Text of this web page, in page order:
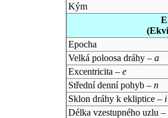
Kým
Epocha
Velká poloosa dráhy – a
Excentricita – e
Střední denní pohyb – n
Sklon dráhy k ekliptice – i
Délka vzestupného uzlu –